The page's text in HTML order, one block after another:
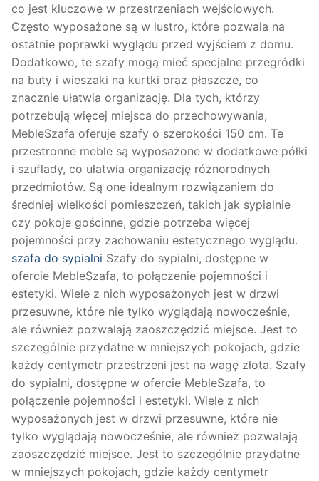
co jest kluczowe w przestrzeniach wejściowych.
Często wyposażone są w lustro, które pozwala na
ostatnie poprawki wyglądu przed wyjściem z domu.
Dodatkowo, te szafy mogą mieć specjalne przegródki
na buty i wieszaki na kurtki oraz płaszcze, co
znacznie ułatwia organizację. Dla tych, którzy
potrzebują więcej miejsca do przechowywania,
MebleSzafa oferuje szafy o szerokości 150 cm. Te
przestronne meble są wyposażone w dodatkowe półki
i szuflady, co ułatwia organizację różnorodnych
przedmiotów. Są one idealnym rozwiązaniem do
średniej wielkości pomieszczeń, takich jak sypialnie
czy pokoje gościnne, gdzie potrzeba więcej
pojemności przy zachowaniu estetycznego wyglądu.
szafa do sypialni Szafy do sypialni, dostępne w
ofercie MebleSzafa, to połączenie pojemności i
estetyki. Wiele z nich wyposażonych jest w drzwi
przesuwne, które nie tylko wyglądają nowocześnie,
ale również pozwalają zaoszczędzić miejsce. Jest to
szczególnie przydatne w mniejszych pokojach, gdzie
każdy centymetr przestrzeni jest na wagę złota. Szafy
do sypialni, dostępne w ofercie MebleSzafa, to
połączenie pojemności i estetyki. Wiele z nich
wyposażonych jest w drzwi przesuwne, które nie
tylko wyglądają nowocześnie, ale również pozwalają
zaoszczędzić miejsce. Jest to szczególnie przydatne
w mniejszych pokojach, gdzie każdy centymetr